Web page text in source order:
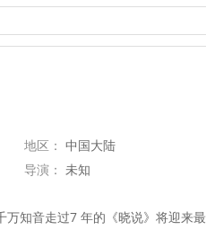
地区： 中国大陆
导演： 未知
万知音走过7 年的《晓说》将迎来最